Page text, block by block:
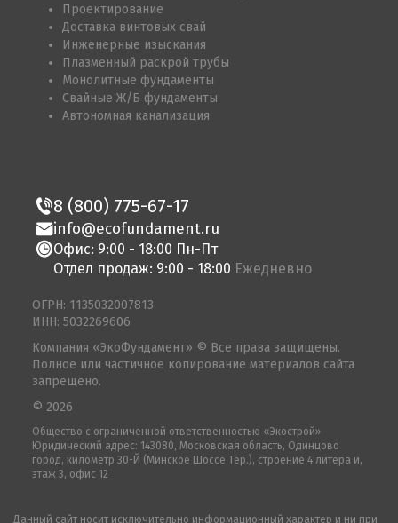
Проектирование
Доставка винтовых свай
Инженерные изыскания
Плазменный раскрой трубы
Монолитные фундаменты
Свайные Ж/Б фундаменты
Автономная канализация
8 (800) 775-67-17
info@ecofundament.ru
Офис: 9:00 - 18:00 Пн-Пт
Отдел продаж: 9:00 - 18:00 Ежедневно
Общество с ограниченной ответственностью «Экострой»
Юридический адрес: 143080, Московская область, Одинцово
город, километр 30-Й (Минское Шоссе Тер.), строение 4 литера и,
этаж 3, офис 12
ОГРН: 1135032007813
ИНН: 5032269606
Компания «ЭкоФундамент» © Все права защищены.
Полное или частичное копирование материалов сайта
запрещено.
© 2026
Данный сайт носит исключительно информационный характер и ни при